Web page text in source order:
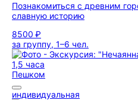
Познакомиться с древним
славную историю
8500 ₽
за группу, 1–6 чел.
1,5 часа
Пешком
индивидуальная